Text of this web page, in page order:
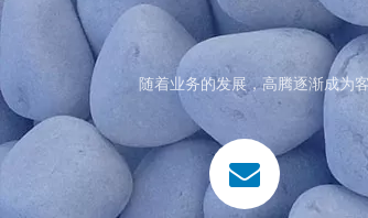
随着业务的发展，高腾逐渐成为